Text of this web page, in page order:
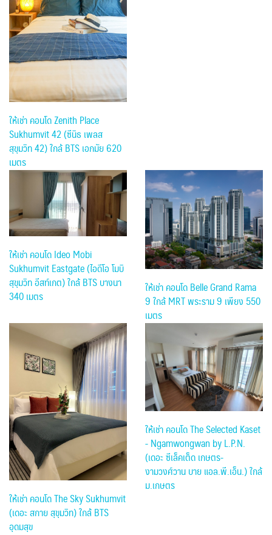
ให้เช่า คอนโด Zenith Place
Sukhumvit 42 (ซีนิธ เพลส
สุขุมวิท 42) ใกล้ BTS เอกมัย 620
เมตร
ให้เช่า คอนโด Ideo Mobi
Sukhumvit Eastgate (ไอดีโอ โมบิ
สุขุมวิท อีสท์เกต) ใกล้ BTS บางนา
340 เมตร
ให้เช่า คอนโด Belle Grand Rama
9 ใกล้ MRT พระราม 9 เพียง 550
เมตร
ให้เช่า คอนโด The Sky Sukhumvit
(เดอะ สกาย สุขุมวิท) ใกล้ BTS
อุดมสุข
ให้เช่า คอนโด The Selected Kaset
- Ngamwongwan by L.P.N.
(เดอะ ซีเล็คเต็ด เกษตร-
งามวงศ์วาน บาย แอล.พี.เอ็น.) ใกล้
ม.เกษตร